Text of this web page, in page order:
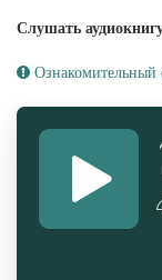
Слушать
Ознакомительный